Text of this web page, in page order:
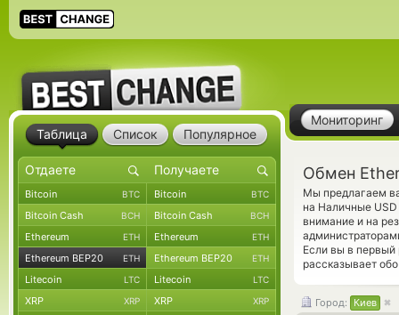
Мониторинг
Обмен
Мы предлагаем
на Наличные
внимание и на
Если вы в первый
рассказывает
Город: Киев
Таблица Список Популярное
Bitcoin BTC Bitcoin BTC
Bitcoin Cash BCH Bitcoin Cash BCH
Ethereum ETH Ethereum ETH
Ethereum BEP20 ETH Ethereum BEP20 ETH
Litecoin LTC Litecoin LTC
XRP XRP XRP XRP